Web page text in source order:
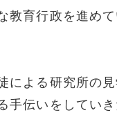
教育行政を進め
による研究所の
手伝いをしてい